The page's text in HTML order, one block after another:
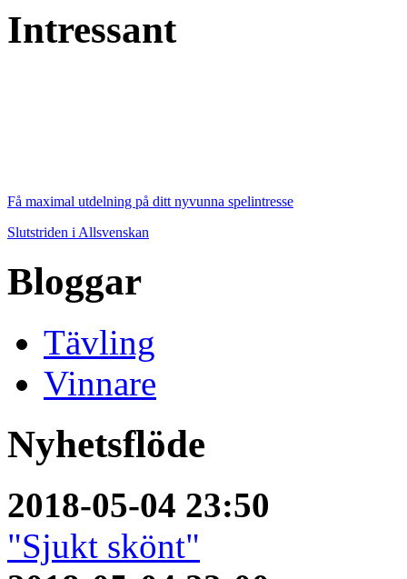
Intressant
Få maximal utdelning på ditt nyvunna spelintresse
Slutstriden i Allsvenskan
Bloggar
Tävling
Vinnare
Nyhetsflöde
2018-05-04 23:50
"Sjukt skönt"